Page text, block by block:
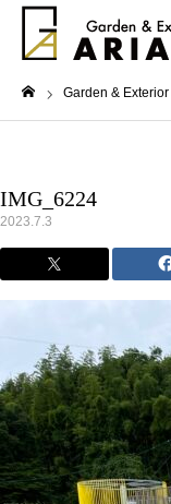
Garden & Exterior
IMG_6224
2023.7.3